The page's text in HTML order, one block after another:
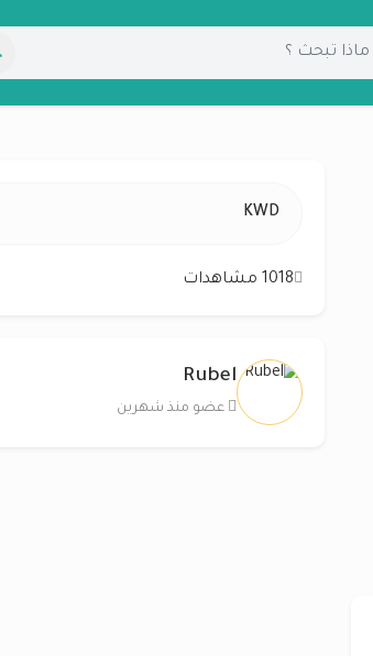
KWD
1018 مشاهدات
Rubel
عضو منذ شهرين